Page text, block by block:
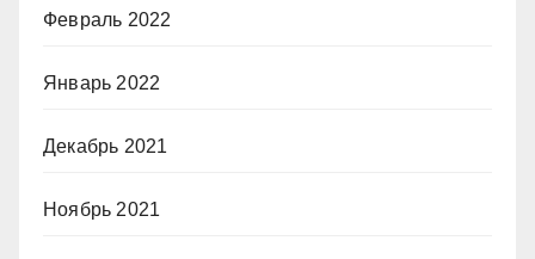
Февраль 2022
Январь 2022
Декабрь 2021
Ноябрь 2021